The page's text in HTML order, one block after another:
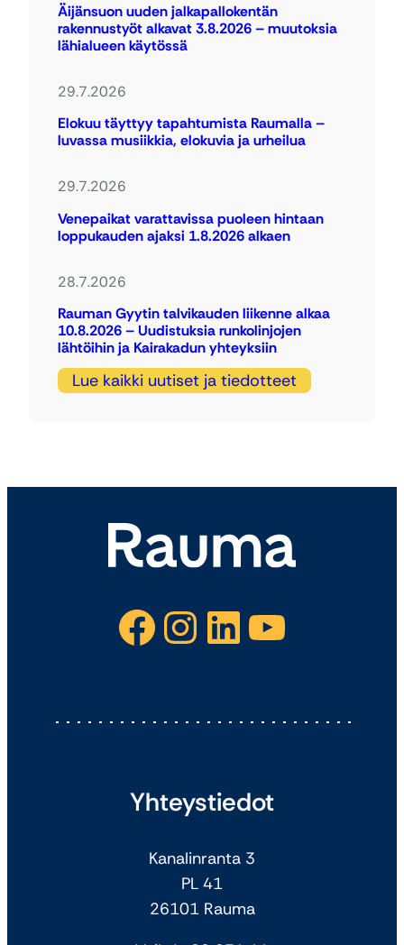
Äijänsuon uuden jalkapallokentän
rakennustyöt alkavat 3.8.2026 – muutoksia
lähialueen käytössä
29.7.2026
Elokuu täyttyy tapahtumista Raumalla –
luvassa musiikkia, elokuvia ja urheilua
29.7.2026
Venepaikat varattavissa puoleen hintaan
loppukauden ajaksi 1.8.2026 alkaen
28.7.2026
Rauman Gyytin talvikauden liikenne alkaa
10.8.2026 – Uudistuksia runkolinjojen
lähtöihin ja Kairakadun yhteyksiin
Lue kaikki uutiset ja tiedotteet
Facebook Instagram LinkedIn YouTube
Yhteystiedot
Kanalinranta 3
PL 41
26101 Rauma